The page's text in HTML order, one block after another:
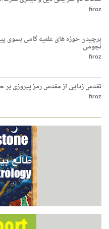
firoz
برچیدن حوزه های علمیه گامی بسوی
نجومی
firoz
تقدس زدایی از مقدس رمز پیروزی
firoz